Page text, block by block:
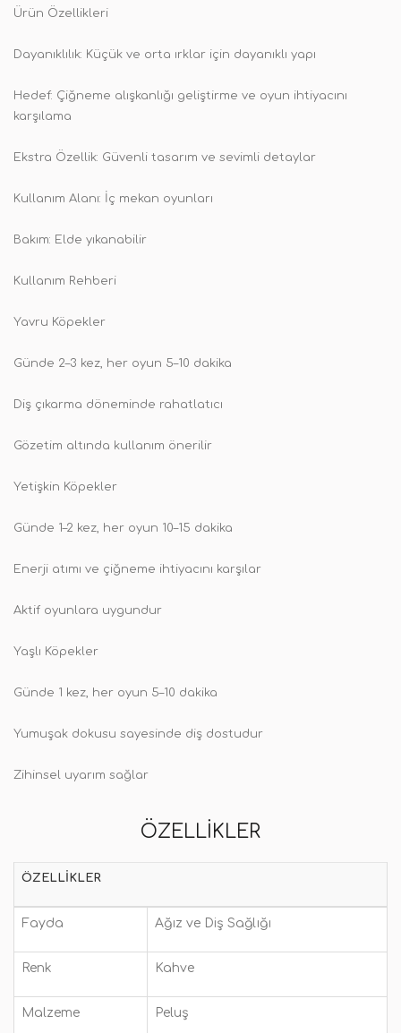
Ürün Özellikleri
Dayanıklılık: Küçük ve orta ırklar için dayanıklı yapı
Hedef: Çiğneme alışkanlığı geliştirme ve oyun ihtiyacını
karşılama
Ekstra Özellik: Güvenli tasarım ve sevimli detaylar
Kullanım Alanı: İç mekan oyunları
Bakım: Elde yıkanabilir
Kullanım Rehberi
Yavru Köpekler
Günde 2–3 kez, her oyun 5–10 dakika
Diş çıkarma döneminde rahatlatıcı
Gözetim altında kullanım önerilir
Yetişkin Köpekler
Günde 1–2 kez, her oyun 10–15 dakika
Enerji atımı ve çiğneme ihtiyacını karşılar
Aktif oyunlara uygundur
Yaşlı Köpekler
Günde 1 kez, her oyun 5–10 dakika
Yumuşak dokusu sayesinde diş dostudur
Zihinsel uyarım sağlar
ÖZELLIKLER
ÖZELLIKLER
Fayda Ağız ve Diş Sağlığı
Renk Kahve
Malzeme Peluş